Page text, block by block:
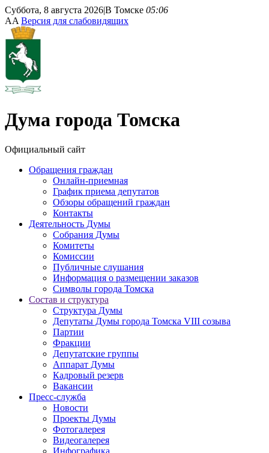
Суббота, 8 августа 2026|В Томске 05:06
AA Версия для слабовидящих
Дума города Томска
Официальный сайт
Обращения граждан
Онлайн-приемная
График приема депутатов
Обзоры обращений граждан
Контакты
Деятельность Думы
Собрания Думы
Комитеты
Комиссии
Публичные слушания
Информация о размещении заказов
Символы города Томска
Состав и структура
Структура Думы
Депутаты Думы города Томска VIII созыва
Партии
Фракции
Депутатские группы
Аппарат Думы
Кадровый резерв
Вакансии
Пресс-служба
Новости
Проекты Думы
Фотогалерея
Видеогалерея
Инфографика